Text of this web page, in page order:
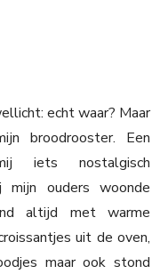
echt waar? Maar
broodrooster. Een
iets nostalgisch
ouders woonde
altijd met warme
uit de oven,
maar ook stond